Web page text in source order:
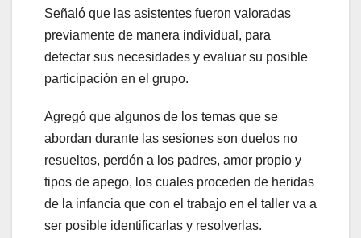
Señaló que las asistentes fueron valoradas
previamente de manera individual, para
detectar sus necesidades y evaluar su posible
participación en el grupo.
Agregó que algunos de los temas que se
abordan durante las sesiones son duelos no
resueltos, perdón a los padres, amor propio y
tipos de apego, los cuales proceden de heridas
de la infancia que con el trabajo en el taller va a
ser posible identificarlas y resolverlas.